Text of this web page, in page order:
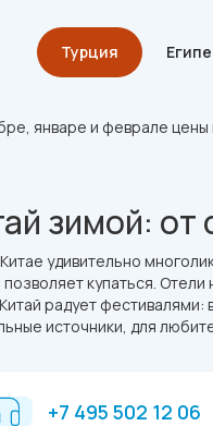
Турция
январе и феврале цены
зимой:
удивительно
позволяет купаться.
радует
источники, для
+7 495 502 12 06